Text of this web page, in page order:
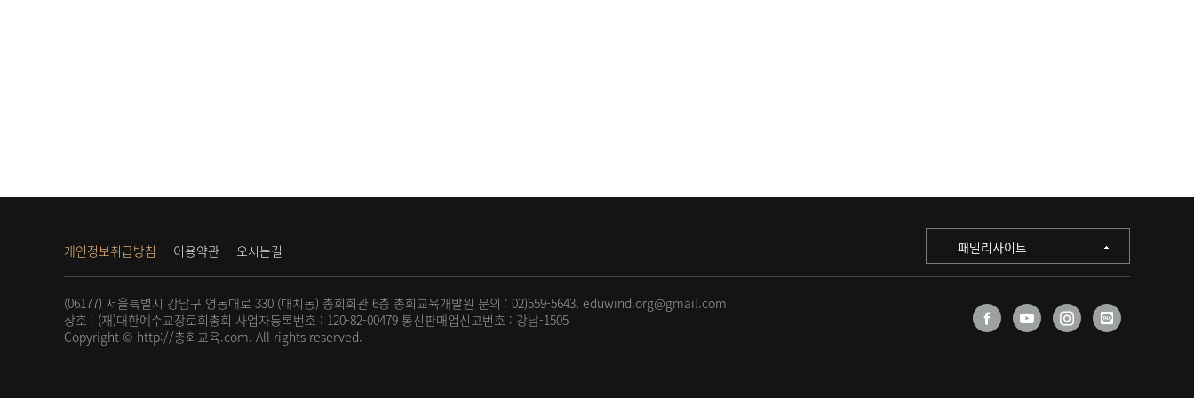
개인정보취급방침 이용약관 오시는길 패밀리사이트
(06177) 서울특별시 강남구 영동대로 330 (대치동) 총회회관 6층 총회교육개발원 문의 : 02)559-5643, eduwind.org@gmail.com
상호 : (재)대한예수교장로회총회 사업자등록번호 : 120-82-00479 통신판매업신고번호 : 강남-1505
Copyright © http://총회교육.com. All rights reserved.